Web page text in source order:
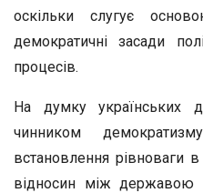
оскільки слугує
демократичні засади
процесів.
На думку українських
чинником
встановлення рівноваги в
відносин між державою